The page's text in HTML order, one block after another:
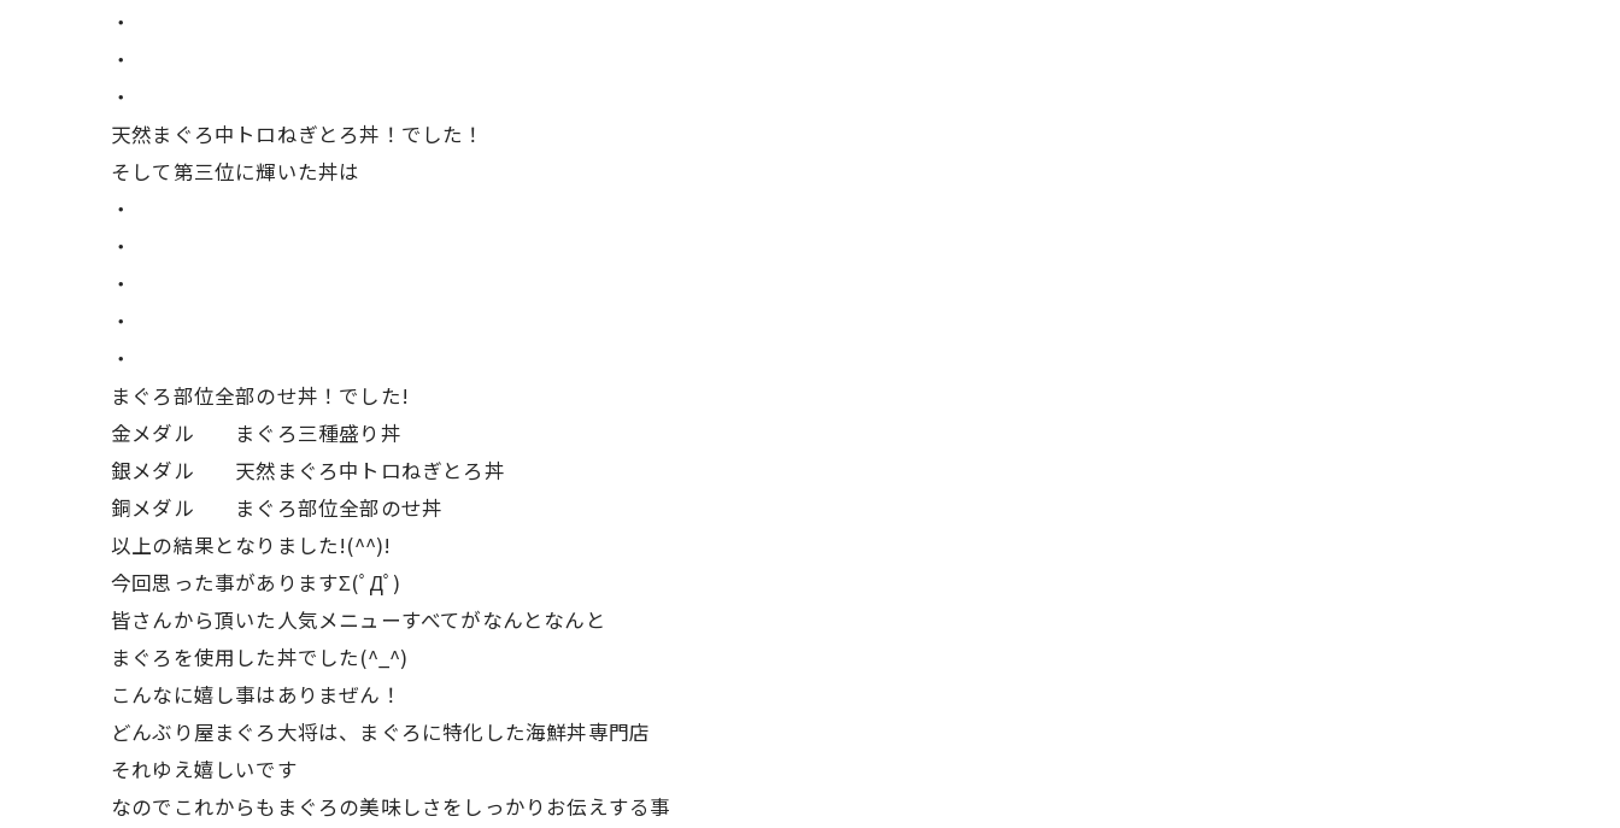
・
・
・
天然まぐろ中トロねぎとろ丼！でした！
そして第三位に輝いた丼は
・
・
・
・
・
まぐろ部位全部のせ丼！でした!
金メダル まぐろ三種盛り丼
銀メダル 天然まぐろ中トロねぎとろ丼
銅メダル まぐろ部位全部のせ丼
以上の結果となりました!(^^)!
今回思った事がありますΣ(ﾟДﾟ)
皆さんから頂いた人気メニューすべてがなんとなんと
まぐろを使用した丼でした(^_^)
こんなに嬉し事はありまぜん！
どんぶり屋まぐろ大将は、まぐろに特化した海鮮丼専門店
それゆえ嬉しいです
なのでこれからもまぐろの美味しさをしっかりお伝えする事